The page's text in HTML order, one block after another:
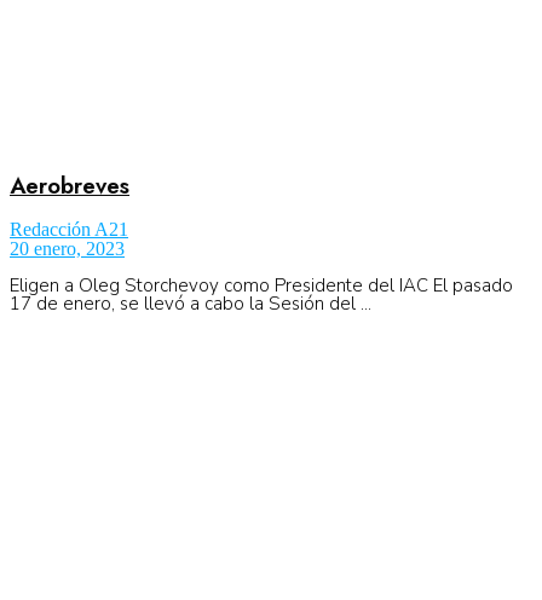
Aerobreves
Redacción A21
20 enero, 2023
Eligen a Oleg Storchevoy como Presidente del IAC El pasado
17 de enero, se llevó a cabo la Sesión del ...